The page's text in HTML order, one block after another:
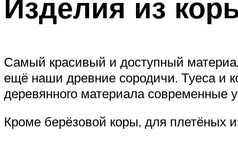
Изделия из
Самый красивый и доступный
ещё наши древние сородичи. Туеса и
деревянного материала современные
Кроме берёзовой коры, для плетёных